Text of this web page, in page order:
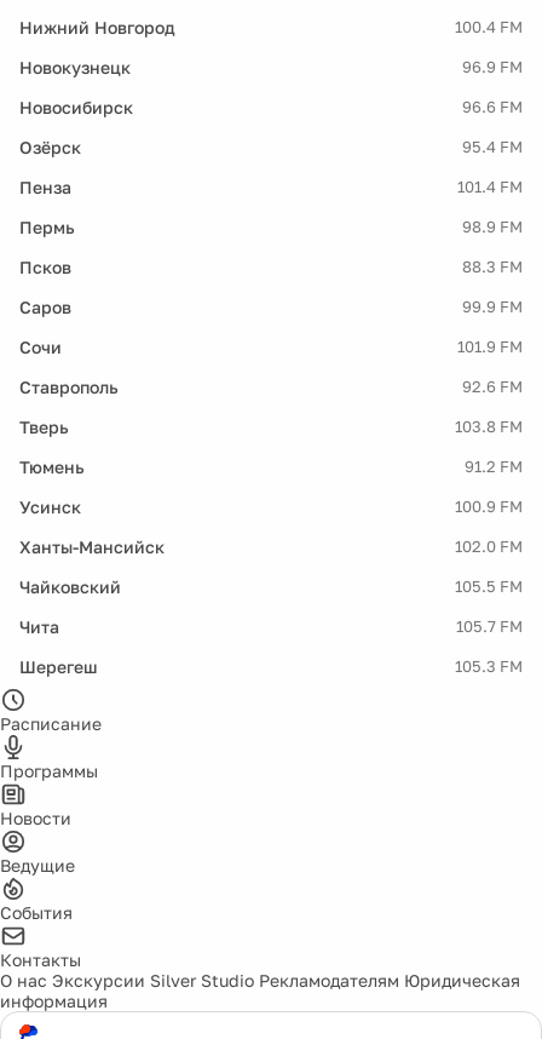
Нижний Новгород 100.4 FM
Новокузнецк 96.9 FM
Новосибирск 96.6 FM
Озёрск 95.4 FM
Пенза 101.4 FM
Пермь 98.9 FM
Псков 88.3 FM
Саров 99.9 FM
Сочи 101.9 FM
Ставрополь 92.6 FM
Тверь 103.8 FM
Тюмень 91.2 FM
Усинск 100.9 FM
Ханты-Мансийск 102.0 FM
Чайковский 105.5 FM
Чита 105.7 FM
Шерегеш 105.3 FM
Расписание
Программы
Новости
Ведущие
События
Контакты
О нас Экскурсии Silver Studio Рекламодателям Юридическая
информация